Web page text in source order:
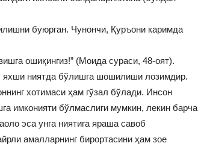
буюрган. Чунончи, Қуръони каримда
ошиқингиз!” (Моида сураси, 48-оят).
яхши ниятда бўлишга шошилиши лозимдир.
хотимаси ҳам гўзал бўлади. Инсон
имконияти бўлмаслиги мумкин, лекин барча
эса унга ниятига яраша савоб
амалларнинг бирортасини ҳам зое